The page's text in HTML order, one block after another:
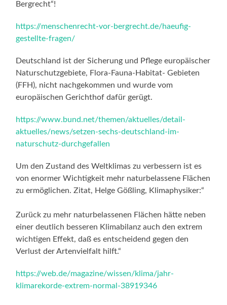
Bergrecht“!
https://menschenrecht-vor-bergrecht.de/haeufig-
gestellte-fragen/
Deutschland ist der Sicherung und Pflege europäischer
Naturschutzgebiete, Flora-Fauna-Habitat- Gebieten
(FFH), nicht nachgekommen und wurde vom
europäischen Gerichthof dafür gerügt.
https://www.bund.net/themen/aktuelles/detail-
aktuelles/news/setzen-sechs-deutschland-im-
naturschutz-durchgefallen
Um den Zustand des Weltklimas zu verbessern ist es
von enormer Wichtigkeit mehr naturbelassene Flächen
zu ermöglichen. Zitat, Helge Gößling, Klimaphysiker:“
Zurück zu mehr naturbelassenen Flächen hätte neben
einer deutlich besseren Klimabilanz auch den extrem
wichtigen Effekt, daß es entscheidend gegen den
Verlust der Artenvielfalt hilft.“
https://web.de/magazine/wissen/klima/jahr-
klimarekorde-extrem-normal-38919346